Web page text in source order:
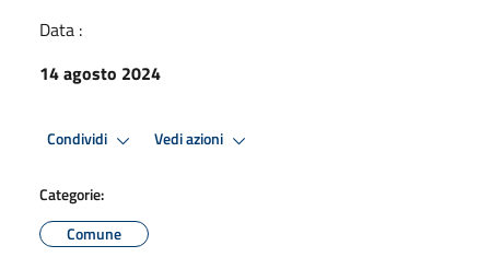
Data :
14 agosto 2024
Condividi Vedi azioni
Categorie:
Comune